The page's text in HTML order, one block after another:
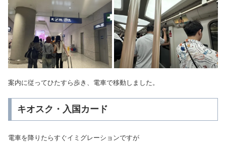
案内に従ってひたすら歩き、電車で移動しました。
キオスク・入国カード
電車を降りたらすぐイミグレーションですが